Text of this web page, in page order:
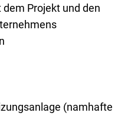
Projekt und den
(namhafte